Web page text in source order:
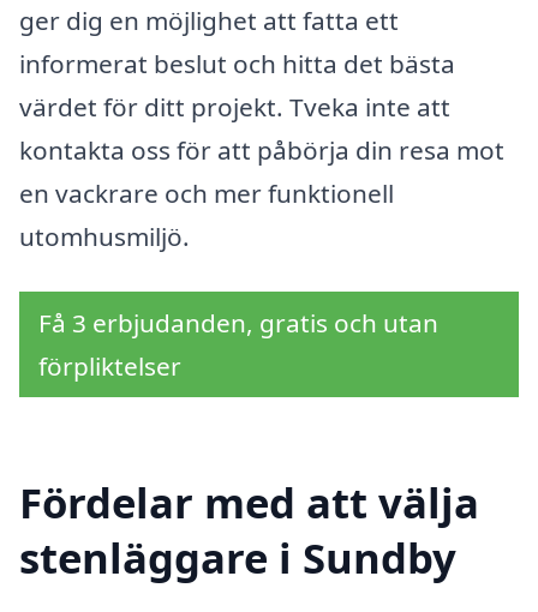
ger dig en möjlighet att fatta ett
informerat beslut och hitta det bästa
värdet för ditt projekt. Tveka inte att
kontakta oss för att påbörja din resa mot
en vackrare och mer funktionell
utomhusmiljö.
Få 3 erbjudanden, gratis och utan
förpliktelser
Fördelar med att välja
stenläggare i Sundby